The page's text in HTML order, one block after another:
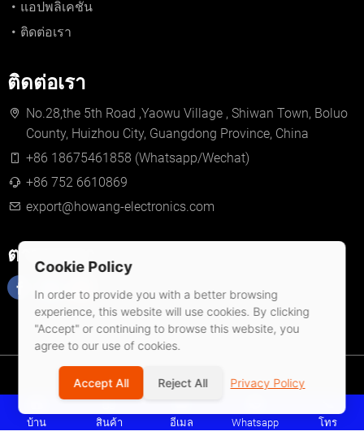
แอปพลิเคชัน
ติดต่อเรา
ติดต่อเรา
No.28,the 5th Road ,Yaowu Village , Shiwan Town, Boluo
County, Huizhou City, Guangdong Province, China
+86 18675461858 (Whatsapp/Wechat)
+86 752 6610869
export@howang-electronics.com
ตามเรามา
© 2026 Huizhou Howang Electronics Co.,Ltd
นโยบายความเป็นส่วนตัว
แผนที่ไซต์
บ้าน สินค้า อีเมล Whatsapp โทร
Cookie Policy
In order to provide you with a better browsing
experience, this website will use cookies. By clicking
"Accept" or continuing to browse this website, you
agree to our use of cookies.
Accept All Reject All Privacy Policy